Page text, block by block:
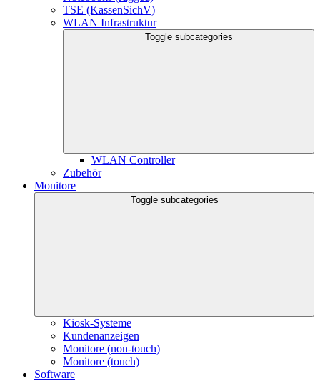
TSE (KassenSichV)
WLAN Infrastruktur
Toggle subcategories
WLAN Controller
Zubehör
Monitore
Toggle subcategories
Kiosk-Systeme
Kundenanzeigen
Monitore (non-touch)
Monitore (touch)
Software